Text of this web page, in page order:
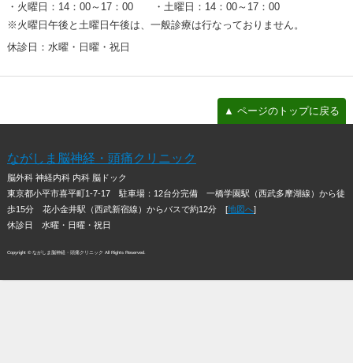
・火曜日：14：00～17：00 ・土曜日：14：00～17：00
※火曜日午後と土曜日午後は、一般診療は行なっておりません。
休診日：水曜・日曜・祝日
▲ ページのトップに戻る
ながしま脳神経・頭痛クリニック
脳外科 神経内科 内科 脳ドック
東京都小平市喜平町1-7-17駐車場：12台分完備 一橋学園駅（西武多摩湖線）から徒
歩15分 花小金井駅（西武新宿線）からバスで約12分 [地図へ]
休診日 水曜・日曜・祝日
Copyright © ながしま脳神経・頭痛クリニック All Rights Reserved.